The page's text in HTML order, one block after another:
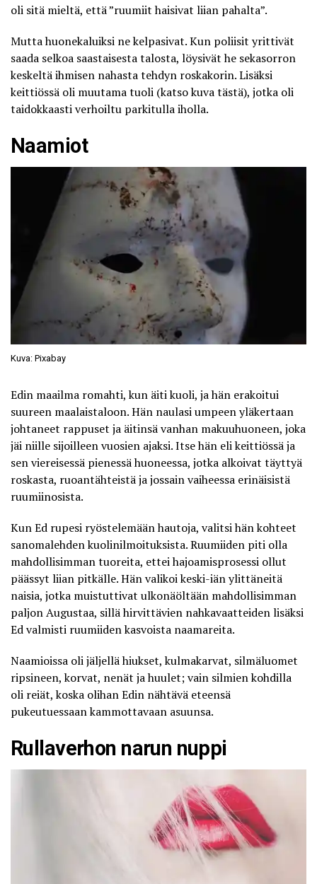
oli sitä mieltä, että ”ruumiit haisivat liian pahalta”.
Mutta huonekaluiksi ne kelpasivat. Kun poliisit yrittivät
saada selkoa saastaisesta talosta, löysivät he sekasorron
keskeltä ihmisen nahasta tehdyn roskakorin. Lisäksi
keittiössä oli muutama tuoli (katsokuva tästä), jotka oli
taidokkaasti verhoiltu parkitulla iholla.
Naamiot
Kuva: Pixabay
Edin maailma romahti, kun äiti kuoli, ja hän erakoitui
suureen maalaistaloon. Hän naulasi umpeen yläkertaan
johtaneet rappuset ja äitinsä vanhan makuuhuoneen, joka
jäi niille sijoilleen vuosien ajaksi. Itse hän eli keittiössä ja
sen viereisessä pienessä huoneessa, jotka alkoivat täyttyä
roskasta, ruoantähteistä ja jossain vaiheessa erinäisistä
ruumiinosista.
Kun Ed rupesi ryöstelemään hautoja, valitsi hän kohteet
sanomalehden kuolinilmoituksista. Ruumiiden piti olla
mahdollisimman tuoreita, ettei hajoamisprosessi ollut
päässyt liian pitkälle. Hän valikoi keski-iän ylittäneitä
naisia, jotka muistuttivat ulkonäöltään mahdollisimman
paljon Augustaa, sillä hirvittävien nahkavaatteiden lisäksi
Ed valmisti ruumiiden kasvoista naamareita.
Naamioissa oli jäljellä hiukset, kulmakarvat, silmäluomet
ripsineen, korvat, nenät ja huulet; vain silmien kohdilla
oli reiät, koska olihan Edin nähtävä eteensä
pukeutuessaan kammottavaan asuunsa.
Rullaverhon narun nuppi